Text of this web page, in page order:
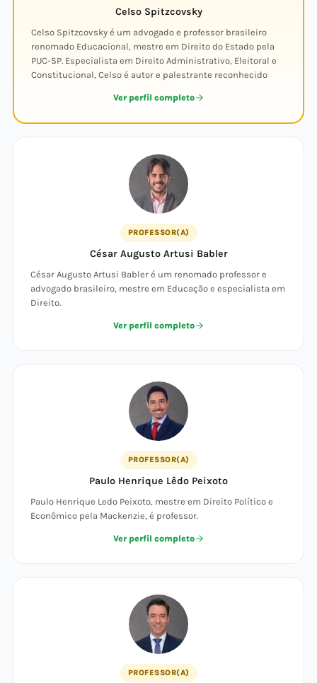
Celso Spitzcovsky
Celso Spitzcovsky é um advogado e professor brasileiro
renomado Educacional, mestre em Direito do Estado pela
PUC-SP. Especialista em Direito Administrativo, Eleitoral e
Constitucional, Celso é autor e palestrante reconhecido
Ver perfil completo
PROFESSOR(A)
César Augusto Artusi Babler
César Augusto Artusi Babler é um renomado professor e
advogado brasileiro, mestre em Educação e especialista em
Direito.
Ver perfil completo
PROFESSOR(A)
Paulo Henrique Lêdo Peixoto
Paulo Henrique Ledo Peixoto, mestre em Direito Político e
Econômico pela Mackenzie, é professor.
Ver perfil completo
PROFESSOR(A)